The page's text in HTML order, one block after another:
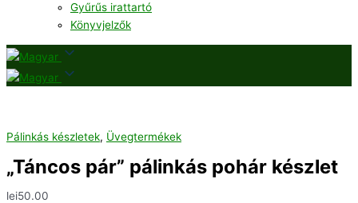
Gyűrűs irattartó
Könyvjelzők
Pálinkás készletek, Üvegtermékek
„Táncos pár” pálinkás pohár készlet
lei50.00